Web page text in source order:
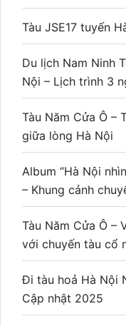
Tàu JSE17 tuyến
Du lịch Nam Ninh
Nội – Lịch trình 3
Tàu Năm Cửa Ô –
giữa lòng Hà Nội
Album “Hà Nội
– Khung cảnh
Tàu Năm Cửa Ô –
với chuyến tàu cổ
Đi tàu hoả Hà Nội
Cập nhật 2025